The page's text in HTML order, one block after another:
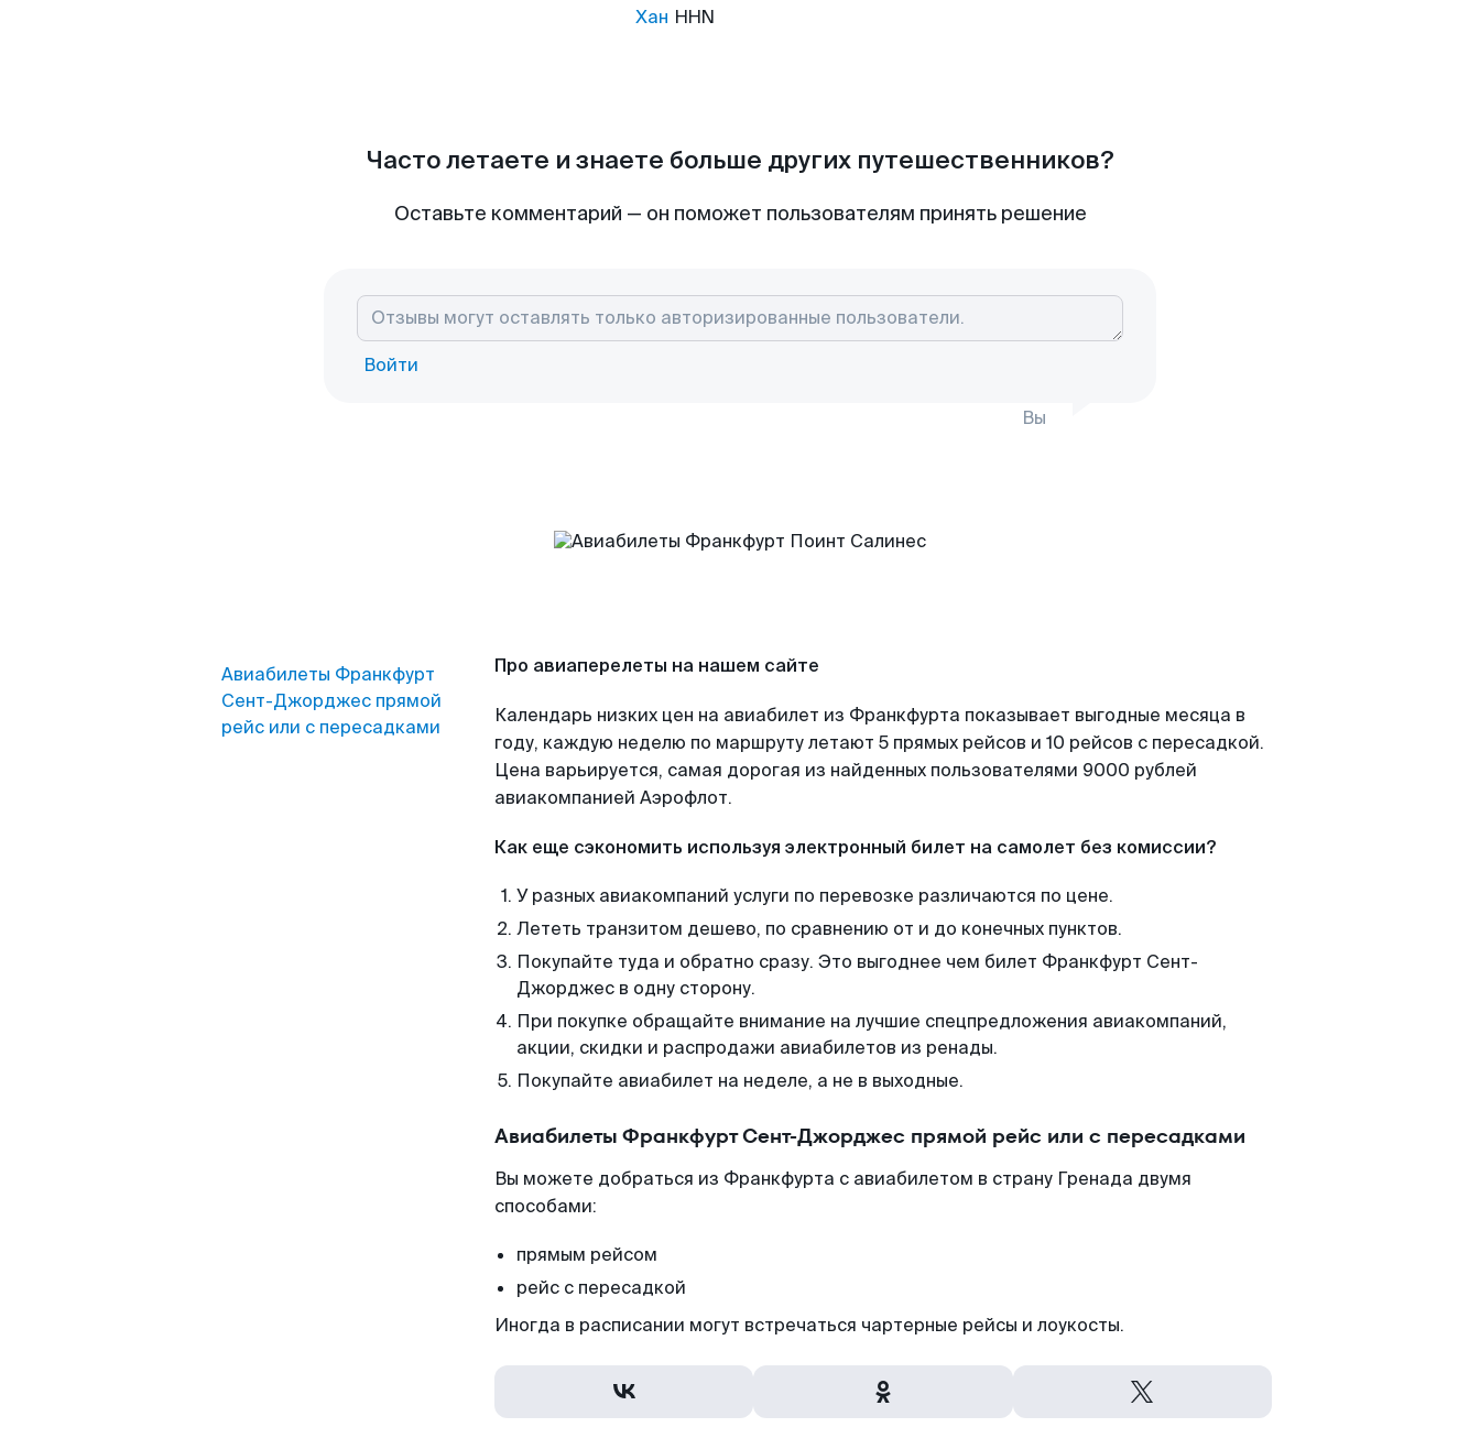
Хан HHN
Часто летаете и знаете больше других путешественников?
Оставьте комментарий — он поможет пользователям принять решение
Войти
Вы
Авиабилеты Франкфурт
Сент-Джорджес прямой
рейс или с пересадками
Про авиаперелеты на нашем сайте
Календарь низких цен на авиабилет из Франкфурта показывает выгодные месяца в
году, каждую неделю по маршруту летают 5 прямых рейсов и 10 рейсов с пересадкой.
Цена варьируется, самая дорогая из найденных пользователями 9000 рублей
авиакомпанией Аэрофлот.
Как еще сэкономить используя электронный билет на самолет без комиссии?
У разных авиакомпаний услуги по перевозке различаются по цене.
Лететь транзитом дешево, по сравнению от и до конечных пунктов.
Покупайте туда и обратно сразу. Это выгоднее чем билет Франкфурт Сент-
Джорджес в одну сторону.
При покупке обращайте внимание на лучшие спецпредложения авиакомпаний,
акции, скидки и распродажи авиабилетов из ренады.
Покупайте авиабилет на неделе, а не в выходные.
Авиабилеты Франкфурт Сент-Джорджес прямой рейс или с пересадками
Вы можете добраться из Франкфурта с авиабилетом в страну Гренада двумя
способами:
прямым рейсом
рейс с пересадкой
Иногда в расписании могут встречаться чартерные рейсы и лоукосты.